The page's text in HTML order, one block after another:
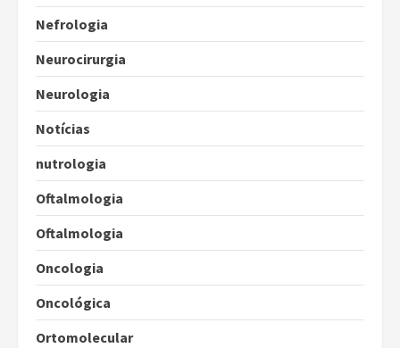
Nefrologia
Neurocirurgia
Neurologia
Notícias
nutrologia
Oftalmologia
Oftalmologia
Oncologia
Oncológica
Ortomolecular